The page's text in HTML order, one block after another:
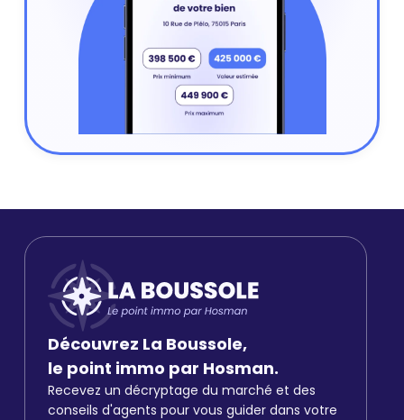
Découvrez La Boussole,
le point immo par Hosman.
Recevez un décryptage du marché et des
conseils d'agents pour vous guider dans votre